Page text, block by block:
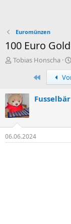
Euromünzen
100 Euro
E
e
l
l
e
r
Tobias Honscha
Erste
Fusselbär
06.06.2024